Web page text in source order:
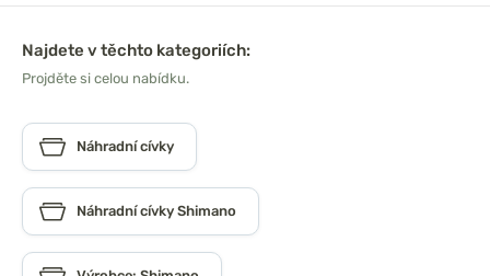
Najdete v těchto kategoriích:
Projděte si celou nabídku.
Náhradní cívky
Náhradní cívky Shimano